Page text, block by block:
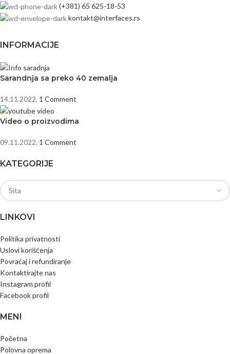
(+381) 65 625-18-53
kontakt@interfaces.rs
INFORMACIJE
Sarandnja sa preko 40 zemalja
14.11.2022. 1 Comment
Video o proizvodima
09.11.2022. 1 Comment
KATEGORIJE
LINKOVI
Politika privatnosti
Uslovi korišćenja
Povraćaj i refundiranje
Kontaktirajte nas
Instagram profil
Facebook profil
MENI
Početna
Polovna oprema